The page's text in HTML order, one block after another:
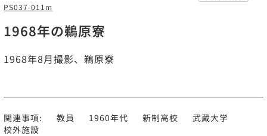
PS037-011m
1968年の鵜原寮
1968年8月撮影、鵜原寮
関連事項: 教員 1960年代 新制高校
武蔵大学
校外施設